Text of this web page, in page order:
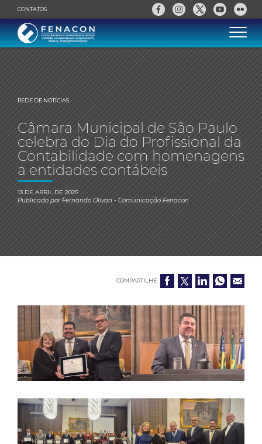
CONTATOS
REDE DE NOTÍCIAS
Câmara Municipal de São Paulo
celebra do Dia do Profissional da
Contabilidade com homenagens
a entidades contábeis
13 DE ABRIL DE 2025
Publicado porFernando Olivan- Comunicação Fenacon
COMPARTILHE